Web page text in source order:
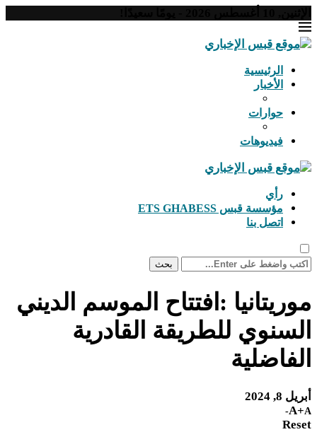
الرئيسية
الأخبار
حوارات
فيديوهات
رأي
مؤسسة قبس ETS GHABESS
اتصل بنا
بحث
موريتانيا :افتتاح الموسم الديني
السنوي للطريقة القادرية
الفاضلية
أبريل 8, 2024
A+A-
Reset